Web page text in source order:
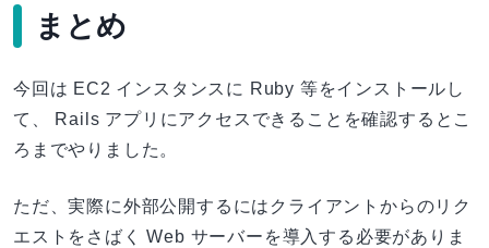
まとめ
今回は EC2 インスタンスに Ruby 等をインストールし
て、 Rails アプリにアクセスできることを確認するとこ
ろまでやりました。
ただ、実際に外部公開するにはクライアントからのリク
エストをさばく Web サーバーを導入する必要がありま